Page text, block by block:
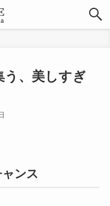
う、美しすぎ
ンス